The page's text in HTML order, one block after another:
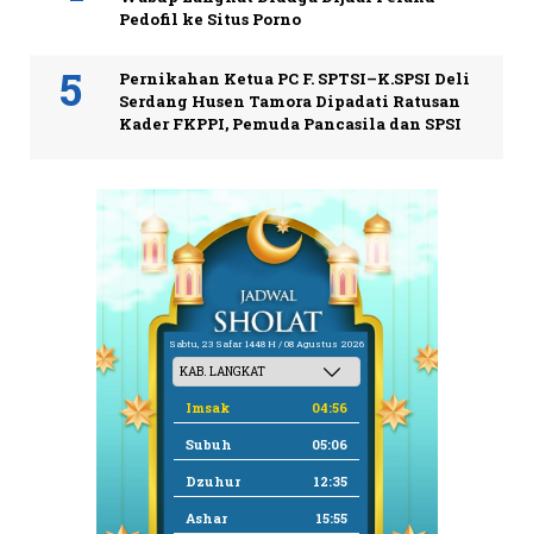
Pedofil ke Situs Porno
Pernikahan Ketua PC F. SPTSI–K.SPSI Deli
Serdang Husen Tamora Dipadati Ratusan
Kader FKPPI, Pemuda Pancasila dan SPSI
Sabtu, 23 Safar 1448 H / 08 Agustus 2026
Imsak 04:56
Subuh 05:06
Dzuhur 12:35
Ashar 15:55